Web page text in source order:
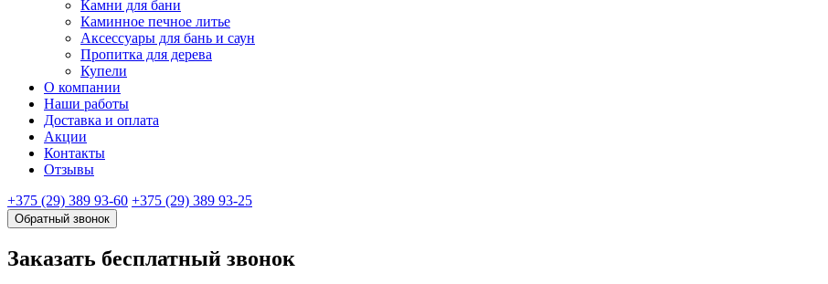
Камни для бани
Каминное печное литье
Аксессуары для бань и саун
Пропитка для дерева
Купели
О компании
Наши работы
Доставка и оплата
Акции
Контакты
Отзывы
+375 (29) 389 93-60 +375 (29) 389 93-25
Обратный звонок
Заказать бесплатный звонок